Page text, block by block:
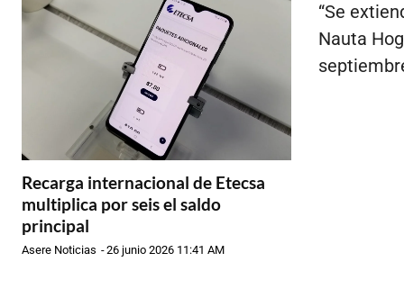
Recarga internacional de Etecsa
multiplica por seis el saldo
principal
Asere Noticias -26 junio 2026 11:41 AM
“Se
Nauta